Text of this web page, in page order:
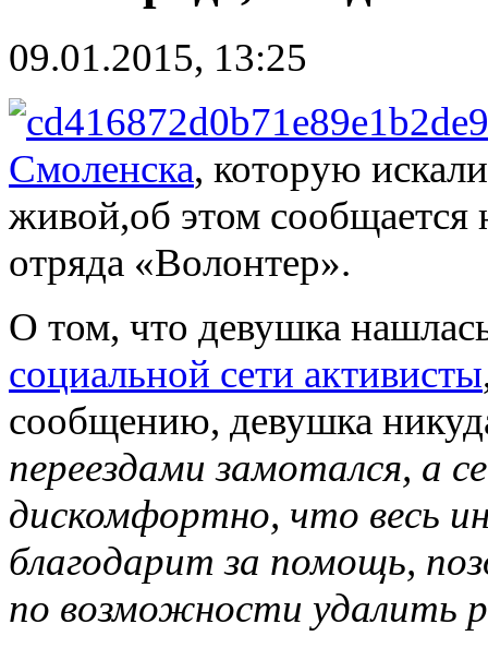
09.01.2015, 13:25
Смоленска, которую
живой,об этом сообщается
отряда «Волонтер».
О том, что девушка
социальной сети активисты
сообщению, девушка
переездами замотался, а
дискомфортно, что весь
благодарит за помощь,
по возможности удалить